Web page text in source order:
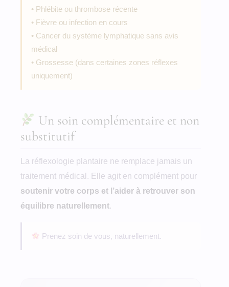
• Phlébite ou thrombose récente
• Fièvre ou infection en cours
• Cancer du système lymphatique sans avis
médical
• Grossesse (dans certaines zones réflexes
uniquement)
Un soin complémentaire et non
substitutif
La réflexologie plantaire ne remplace jamais un
traitement médical. Elle agit en complément pour
soutenir votre corps et l’aider à retrouver son
équilibre naturellement.
Prenez soin de vous, naturellement.